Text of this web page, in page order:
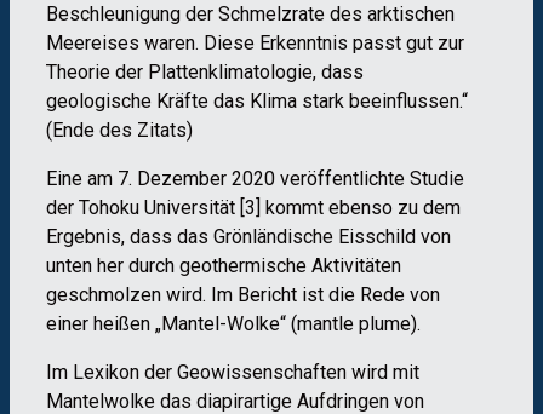
Beschleunigung der Schmelzrate des arktischen
Meereises waren. Diese Erkenntnis passt gut zur
Theorie der Plattenklimatologie, dass
geologische Kräfte das Klima stark beeinflussen.“
(Ende des Zitats)
Eine am 7. Dezember 2020 veröffentlichte Studie
der Tohoku Universität [3] kommt ebenso zu dem
Ergebnis, dass das Grönländische Eisschild von
unten her durch geothermische Aktivitäten
geschmolzen wird. Im Bericht ist die Rede von
einer heißen „Mantel-Wolke“ (mantle plume).
Im Lexikon der Geowissenschaften wird mit
Mantelwolke das diapirartige Aufdringen von